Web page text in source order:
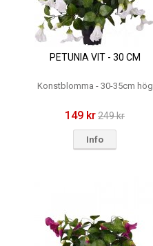
PETUNIA VIT - 30 CM
Konstblomma - 30-35cm hög
149 kr249 kr
Info